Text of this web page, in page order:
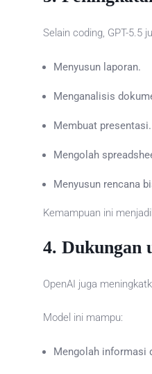
Selain coding, GPT-5.5
Menyusun laporan.
Menganalisis
Membuat presentasi.
Mengolah
Menyusun rencana
Kemampuan ini
4. Dukungan
OpenAI juga
Model ini mampu:
Mengolah informasi